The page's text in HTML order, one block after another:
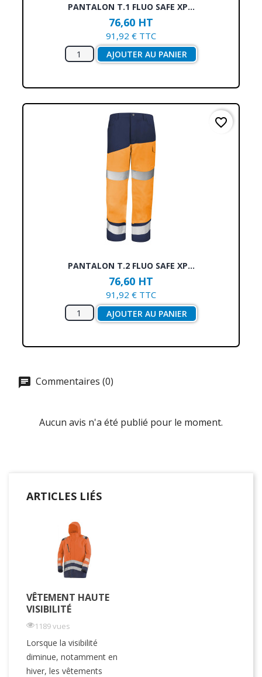
PANTALON T.1 FLUO SAFE XP...
76,60 HT
91,92 € TTC
AJOUTER AU PANIER
PANTALON T.2 FLUO SAFE XP...
76,60 HT
91,92 € TTC
AJOUTER AU PANIER
favorite_border
Commentaires (0)
Aucun avis n'a été publié pour le moment.
ARTICLES LIÉS
VÊTEMENT HAUTE
VISIBILITÉ
1189 vues
Lorsque la visibilité
diminue, notamment en
hiver, les vêtements